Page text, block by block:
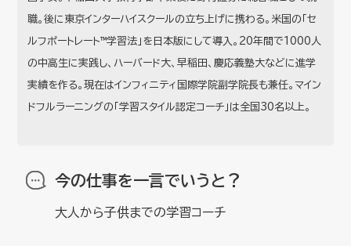
職。後に東京インターハイスクールの立ち上げに携わる。米国の「セ
ルフポートレート™学習法」を日本版にして導入。20年間で1000人
の中高生に実践し、ハーバード大、早稲田、慶応義塾大などに進学
実績を作る。現在はインフィニティ国際学院副学院長も兼任。マイン
ドフルラーニングの「学習スタイル認定コーチ」は全国30名以上。
今の仕事を一言でいうと？
大人から子供までの学習コーチ